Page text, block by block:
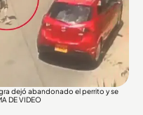
dejó abandonado el perrito y se
DE VIDEO